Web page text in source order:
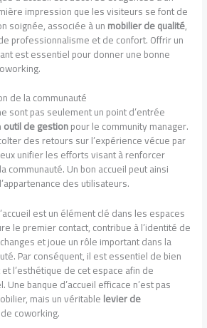
impression que les visiteurs se font de
soignée, associée à unmobilier de qualité,
professionnalisme et de confort. Offrir un
est essentiel pour donner une bonne
de la communauté
sont pas seulement un point d’entrée
outil de gestionpour le community manager.
des retours sur l’expérience vécue par
unifier les efforts visant à renforcer
communauté. Un bon accueil peut ainsi
des utilisateurs.
est un élément clé dans les espaces
le premier contact, contribue à l’identité de
et joue un rôle important dans la
Par conséquent, il est essentiel de bien
l’esthétique de cet espace afin de
banque d’accueil efficace n’est pas
mais un véritablelevier de
coworking.